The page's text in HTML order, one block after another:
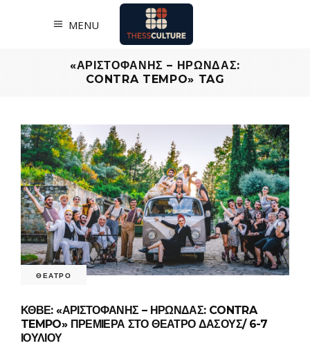
MENU
«ΑΡΙΣΤΟΦΑΝΗΣ – ΗΡΩΝΔΑΣ:
CONTRA TEMPO» TAG
ΘΕΑΤΡΟ
ΚΘΒΕ: «ΑΡΙΣΤΟΦΑΝΗΣ – ΗΡΩΝΔΑΣ: CONTRA
TEMPO» ΠΡΕΜΙΕΡΑ ΣΤΟ ΘΕΑΤΡΟ ΔΑΣΟΥΣ/ 6-7
ΙΟΥΛΙΟΥ